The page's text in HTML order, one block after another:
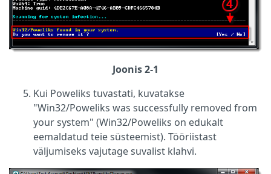
Joonis 2-1
Kui Poweliks tuvastati, kuvatakse
"Win32/Poweliks was successfully removed from
your system" (Win32/Poweliks on edukalt
eemaldatud teie süsteemist). Tööriistast
väljumiseks vajutage suvalist klahvi.